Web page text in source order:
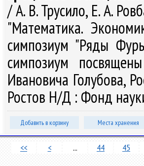
/ А. В. Трусило, Е. А.
"Математика.
симпозиум "Ряды
симпозиум
Ивановича Голубова,
Ростов Н/Д : Фонд
Добавить в корзину Места хранения
<< < ... 44 45